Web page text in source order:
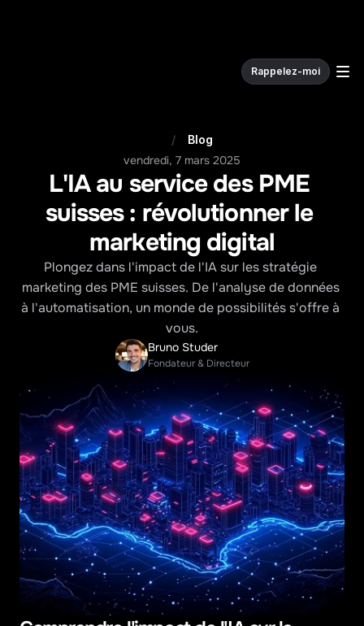
Rappelez-moi
/ Blog
vendredi, 7 mars 2025
L'IA au service des PME
suisses : révolutionner le
marketing digital
Plongez dans l'impact de l'IA sur les stratégie
marketing des PME suisses. De l'analyse de données
à l'automatisation, un monde de possibilités s'offre à
vous.
Bruno Studer
Fondateur & Directeur